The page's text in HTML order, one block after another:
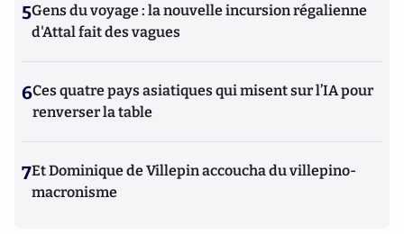
5Gens du voyage : la nouvelle incursion régalienne
d'Attal fait des vagues
6Ces quatre pays asiatiques qui misent sur l’IA pour
renverser la table
7Et Dominique de Villepin accoucha du villepino-
macronisme